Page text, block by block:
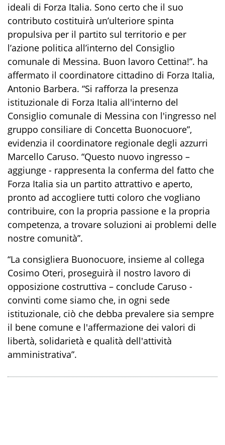
ideali di Forza Italia. Sono certo che il suo
contributo costituirà un’ulteriore spinta
propulsiva per il partito sul territorio e per
l’azione politica all’interno del Consiglio
comunale di Messina. Buon lavoro Cettina!”. ha
affermato il coordinatore cittadino di Forza Italia,
Antonio Barbera. “Si rafforza la presenza
istituzionale di Forza Italia all'interno del
Consiglio comunale di Messina con l'ingresso nel
gruppo consiliare di Concetta Buonocuore”,
evidenzia il coordinatore regionale degli azzurri
Marcello Caruso. “Questo nuovo ingresso –
aggiunge - rappresenta la conferma del fatto che
Forza Italia sia un partito attrattivo e aperto,
pronto ad accogliere tutti coloro che vogliano
contribuire, con la propria passione e la propria
competenza, a trovare soluzioni ai problemi delle
nostre comunità”.
“La consigliera Buonocuore, insieme al collega
Cosimo Oteri, proseguirà il nostro lavoro di
opposizione costruttiva – conclude Caruso -
convinti come siamo che, in ogni sede
istituzionale, ciò che debba prevalere sia sempre
il bene comune e l'affermazione dei valori di
libertà, solidarietà e qualità dell'attività
amministrativa”.